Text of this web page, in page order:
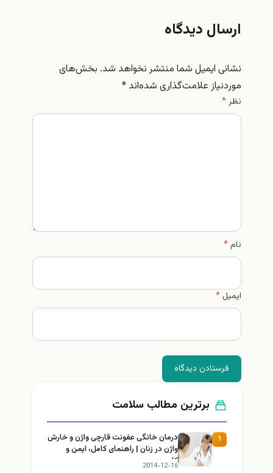
ارسال دیدگاه
نشانی ایمیل شما منتشر نخواهد شد. بخش‌های
موردنیاز علامت‌گذاری شده‌اند*
نظر*
نام*
ایمیل*
فرستادن دیدگاه
برترین مطالب سلامت
1
درمان خانگی عفونت قارچی واژن و خارش
واژن در زنان | راهنمای کامل، ایمن و
کاربردی
2014-12-16